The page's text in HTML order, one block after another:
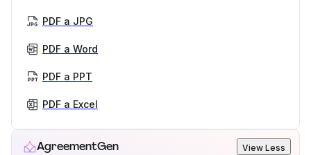
PDF a JPG
PDF a Word
PDF a PPT
PDF a Excel
AgreementGen View Less